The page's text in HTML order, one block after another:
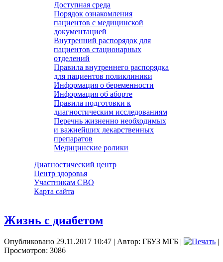
Доступная среда
Порядок ознакомления
пациентов с медицинской
документацией
Внутренний распорядок для
пациентов стационарных
отделений
Правила внутреннего распорядка
для пациентов поликлиники
Информация о беременности
Информация об аборте
Правила подготовки к
диагностическим исследованиям
Перечнь жизненно необходимых
и важнейших лекарственных
препаратов
Медицинские ролики
Диагностический центр
Центр здоровья
Участникам СВО
Карта сайта
Жизнь с диабетом
Опубликовано 29.11.2017 10:47 | Автор: ГБУЗ МГБ |
|
Просмотров: 3086